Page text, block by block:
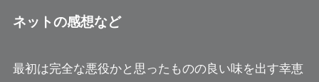
ネットの感想など
最初は完全な悪役かと思ったものの良い味を出す幸恵